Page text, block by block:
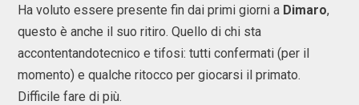
Ha voluto essere presente fin dai primi giorni a Dimaro,
questo è anche il suo ritiro. Quello di chi sta
accontentandotecnico e tifosi: tutti confermati (per il
momento) e qualche ritocco per giocarsi il primato.
Difficile fare di più.